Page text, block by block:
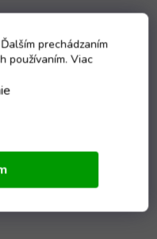
prechádzaním
používaním. Viac